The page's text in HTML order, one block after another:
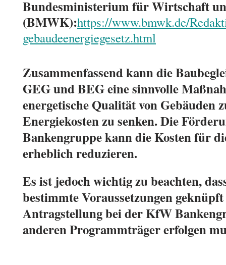
Bundesministerium für Wirtschaft
(BMWK):https://www.bmwk.de/
gebaudeenergiegesetz.html
Zusammenfassend kann die
GEG und BEG eine sinnvolle
energetische Qualität von Gebäuden
Energiekosten zu senken. Die
Bankengruppe kann die Kosten für
erheblich reduzieren.
Es ist jedoch wichtig zu beachten,
bestimmte Voraussetzungen
Antragstellung bei der KfW
anderen Programmträger erfolgen